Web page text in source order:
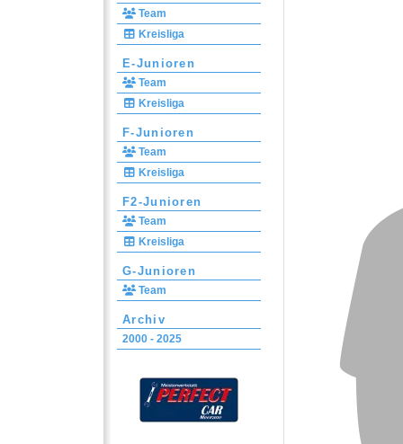
Team
Kreisliga
E-Junioren
Team
Kreisliga
F-Junioren
Team
Kreisliga
F2-Junioren
Team
Kreisliga
G-Junioren
Team
Archiv
2000 - 2025